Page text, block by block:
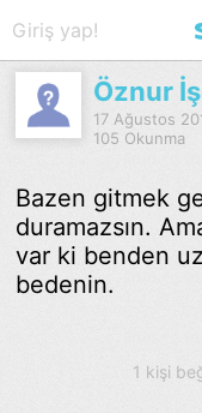
Giriş yap!
Öznur
17 Ağustos
105 Okunma
Bazen gitmek
duramazsın.
var ki benden
bedenin.
1 kişi